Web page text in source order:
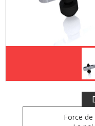
Force de